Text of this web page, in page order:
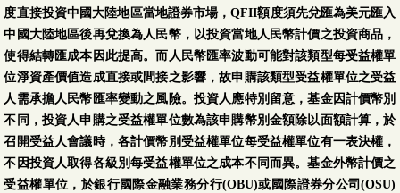
度直接投資中國大陸地區當地證券市場，QFII額度須先兌匯為美元匯入
中國大陸地區後再兌換為人民幣，以投資當地人民幣計價之投資商品，
使得結轉匯成本因此提高。而人民幣匯率波動可能對該類型每受益權單
位淨資產價值造成直接或間接之影響，故申購該類型受益權單位之受益
人需承擔人民幣匯率變動之風險。投資人應特別留意，基金因計價幣別
不同，投資人申購之受益權單位數為該申購幣別金額除以面額計算，於
召開受益人會議時，各計價幣別受益權單位每受益權單位有一表決權，
不因投資人取得各級別每受益權單位之成本不同而異。基金外幣計價之
受益權單位，於銀行國際金融業務分行(OBU)或國際證券分公司(OSU)